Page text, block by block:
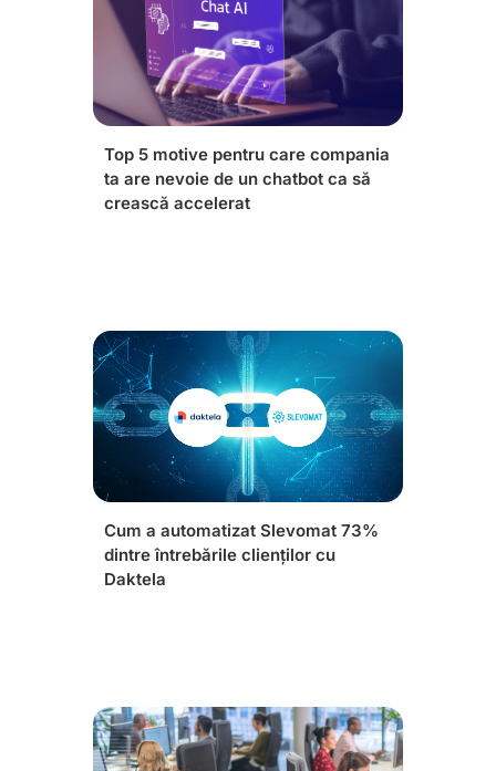
Top 5 motive pentru care compania
ta are nevoie de un chatbot ca să
crească accelerat
Cum a automatizat Slevomat 73%
dintre întrebările clienților cu
Daktela